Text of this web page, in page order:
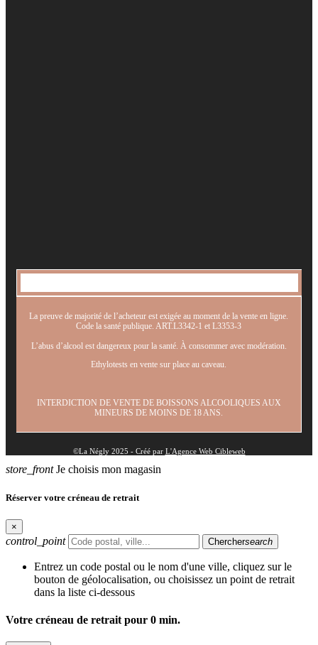
La preuve de majorité de l’acheteur est exigée au moment de la vente en ligne.
Code la santé publique. ART.L3342-1 et L3353-3
L’abus d’alcool est dangereux pour la santé. À consommer avec modération.
Ethylotests en vente sur place au caveau.
INTERDICTION DE VENTE DE BOISSONS ALCOOLIQUES AUX
MINEURS DE MOINS DE 18 ANS.
©La Négly 2025 - Créé par L'Agence Web Cibleweb
store_front Je choisis mon magasin
Réserver votre créneau de retrait
×
control_point Cherchersearch
Entrez un code postal ou le nom d'une ville, cliquez sur le
bouton de géolocalisation, ou choisissez un point de retrait
dans la liste ci-dessous
Votre créneau de retrait pour 0 min.